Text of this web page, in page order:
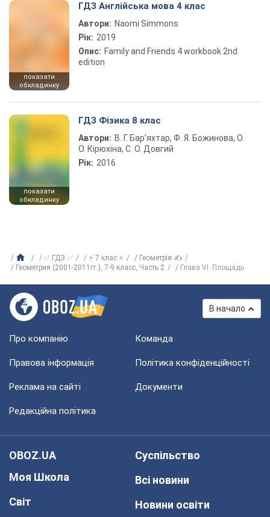
показати
обкладинку
ГДЗ Англійська мова 4 клас
Автори: Naomi Simmons
Рік: 2019
Опис: Family and Friends 4 workbook 2nd
edition
показати
обкладинку
ГДЗ Фізика 8 клас
Автори: В. Г. Бар’яхтар, Ф. Я. Божинова, О.
О. Кірюхіна, С. О. Довгий
Рік: 2016
✅ ГДЗ ✅ ⚡ 7 клас ⚡
Геометрія ✍
Геометрия (2001-2011гг.), 7-9 класс, Часть 2
Глава VI. Площадь
В начало
Про компанію Команда
Правова інформація Політика конфіденційності
Реклама на сайті Документи
Редакційна політика
OBOZ.UA
Моя Школа
Світ
Суспільство
Всі новини
Новини освіти